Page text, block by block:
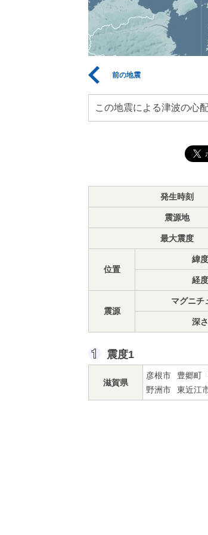
前の地震
この地震による津波の心
発生時刻
震源地
最大震度
位置
緯度
経度
震源
マグニチ
深さ
震度1
滋賀県
彦根市 豊郷町
野洲市
東近江